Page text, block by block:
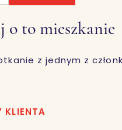
o to mieszkanie
z jednym z
KLIENTA